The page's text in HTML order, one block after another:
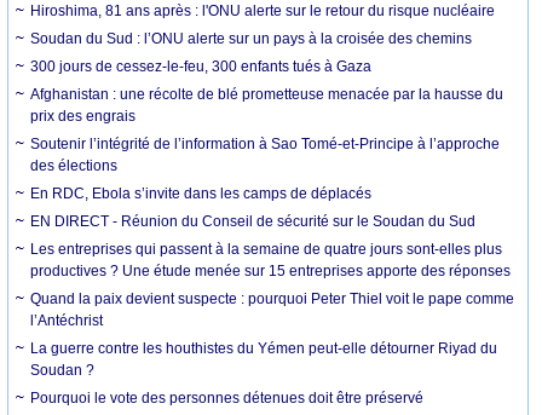
Hiroshima, 81 ans après : l'ONU alerte sur le retour du risque nucléaire
Soudan du Sud : l’ONU alerte sur un pays à la croisée des chemins
300 jours de cessez-le-feu, 300 enfants tués à Gaza
Afghanistan : une récolte de blé prometteuse menacée par la hausse du
prix des engrais
Soutenir l’intégrité de l’information à Sao Tomé-et-Principe à l’approche
des élections
En RDC, Ebola s’invite dans les camps de déplacés
EN DIRECT - Réunion du Conseil de sécurité sur le Soudan du Sud
Les entreprises qui passent à la semaine de quatre jours sont-elles plus
productives ? Une étude menée sur 15 entreprises apporte des réponses
Quand la paix devient suspecte : pourquoi Peter Thiel voit le pape comme
l’Antéchrist
La guerre contre les houthistes du Yémen peut-elle détourner Riyad du
Soudan ?
Pourquoi le vote des personnes détenues doit être préservé